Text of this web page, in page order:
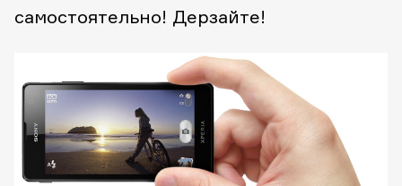
самостоятельно! Дерзайте!